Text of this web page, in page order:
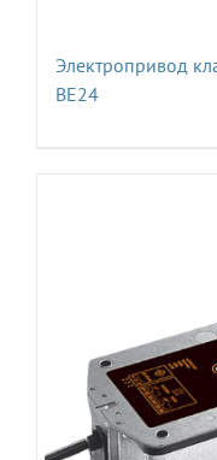
Электропривод
BE24